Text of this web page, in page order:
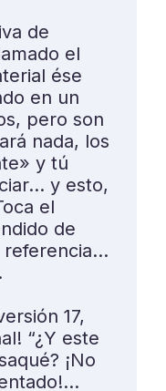
de
el
ése
en un
pero son
nada, los
y tú
y esto,
el
de
referencia…
17,
“¿Y este
¡No